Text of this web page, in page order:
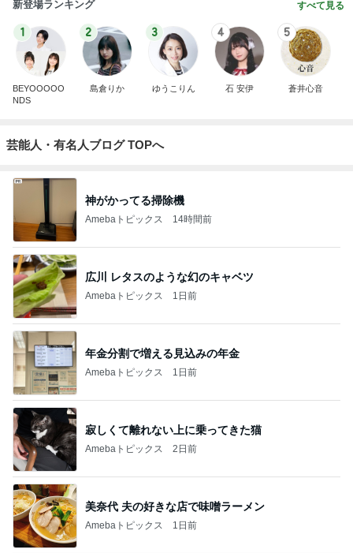
新登場ランキング すべて見る
1
BEYOOOOO
NDS
2
島倉りか
3
ゆうこりん
4
石 安伊
5
蒼井心音
芸能人・有名人ブログ TOPへ
神がかってる掃除機
Amebaトピックス 14時間前
広川 レタスのような幻のキャベツ
Amebaトピックス 1日前
年金分割で増える見込みの年金
Amebaトピックス 1日前
寂しくて離れない上に乗ってきた猫
Amebaトピックス 2日前
美奈代 夫の好きな店で味噌ラーメン
Amebaトピックス 1日前